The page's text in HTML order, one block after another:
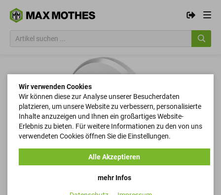
Wir verwenden Cookies
Wir können diese zur Analyse unserer Besucherdaten
platzieren, um unsere Website zu verbessern, personalisierte
Inhalte anzuzeigen und Ihnen ein großartiges Website-
Erlebnis zu bieten. Für weitere Informationen zu den von uns
verwendeten Cookies öffnen Sie die Einstellungen.
mehr Infos
Alle Akzeptieren